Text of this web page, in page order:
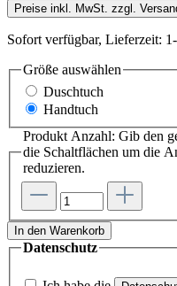
Preise inkl. MwSt. zzgl.
Sofort verfügbar, Lieferzeit:
Größe auswählen
Duschtuch
Handtuch
Produkt Anzahl: Gib den
die Schaltflächen um die
reduzieren.
In den Warenkorb
Datenschutz